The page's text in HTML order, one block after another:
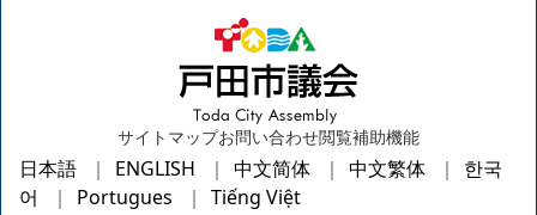
サイトマップお問い合わせ閲覧補助機能
日本語 ENGLISH 中文简体 中文繁体
한국
어
Portugues Tiếng Việt